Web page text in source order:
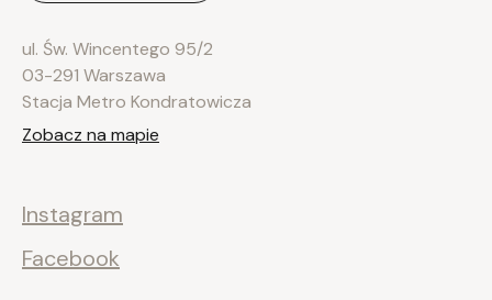
ul. Św. Wincentego 95/2
03-291 Warszawa
Stacja Metro Kondratowicza
Zobacz na mapie
Instagram
Facebook